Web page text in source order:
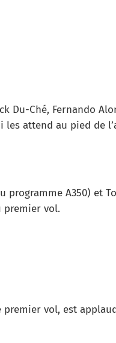
Du-Ché, Fernando
attend au pied de
programme A350) et
premier vol.
vol, est